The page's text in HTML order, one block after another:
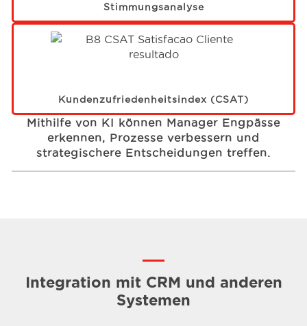
Stimmungsanalyse
Kundenzufriedenheitsindex (CSAT)
Mithilfe von KI können Manager Engpässe
erkennen, Prozesse verbessern und
strategischere Entscheidungen treffen.
Integration mit CRM und anderen
Systemen